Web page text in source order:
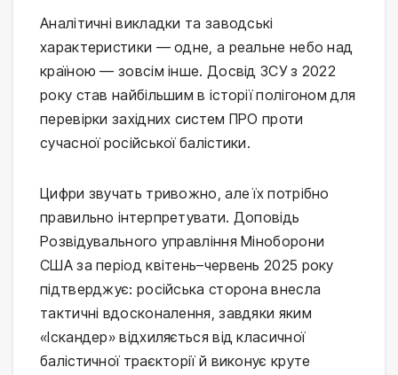
Аналітичні викладки та заводські
характеристики — одне, а реальне небо над
країною — зовсім інше. Досвід ЗСУ з 2022
року став найбільшим в історії полігоном для
перевірки західних систем ПРО проти
сучасної російської балістики.
Цифри звучать тривожно, але їх потрібно
правильно інтерпретувати. Доповідь
Розвідувального управління Міноборони
США за період квітень–червень 2025 року
підтверджує: російська сторона внесла
тактичні вдосконалення, завдяки яким
«Іскандер» відхиляється від класичної
балістичної траєкторії й виконує круте